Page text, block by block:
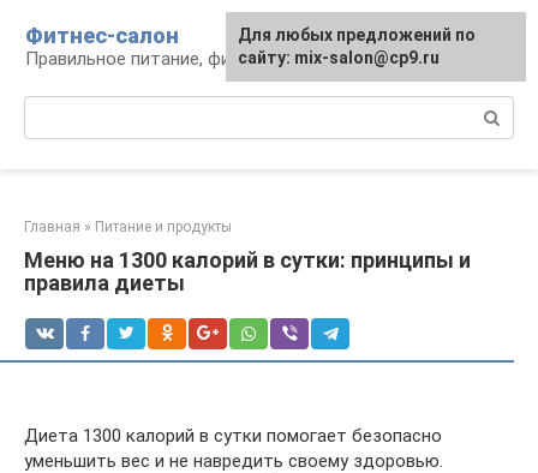
контенту
Фитнес-салон
Правильное питание, фитнес, образ жизни
Главная » Питание и продукты
Меню на 1300 калорий в сутки: принципы и
правила диеты
Диета 1300 калорий в сутки помогает безопасно
уменьшить вес и не навредить своему здоровью.
Для любых предложений по
сайту: mix-salon@cp9.ru